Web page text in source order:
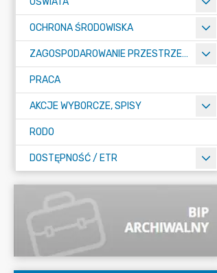
OCHRONA ŚRODOWISKA
ZAGOSPODAROWANIE PRZESTRZENNE
PRACA
AKCJE WYBORCZE, SPISY
RODO
DOSTĘPNOŚĆ / ETR